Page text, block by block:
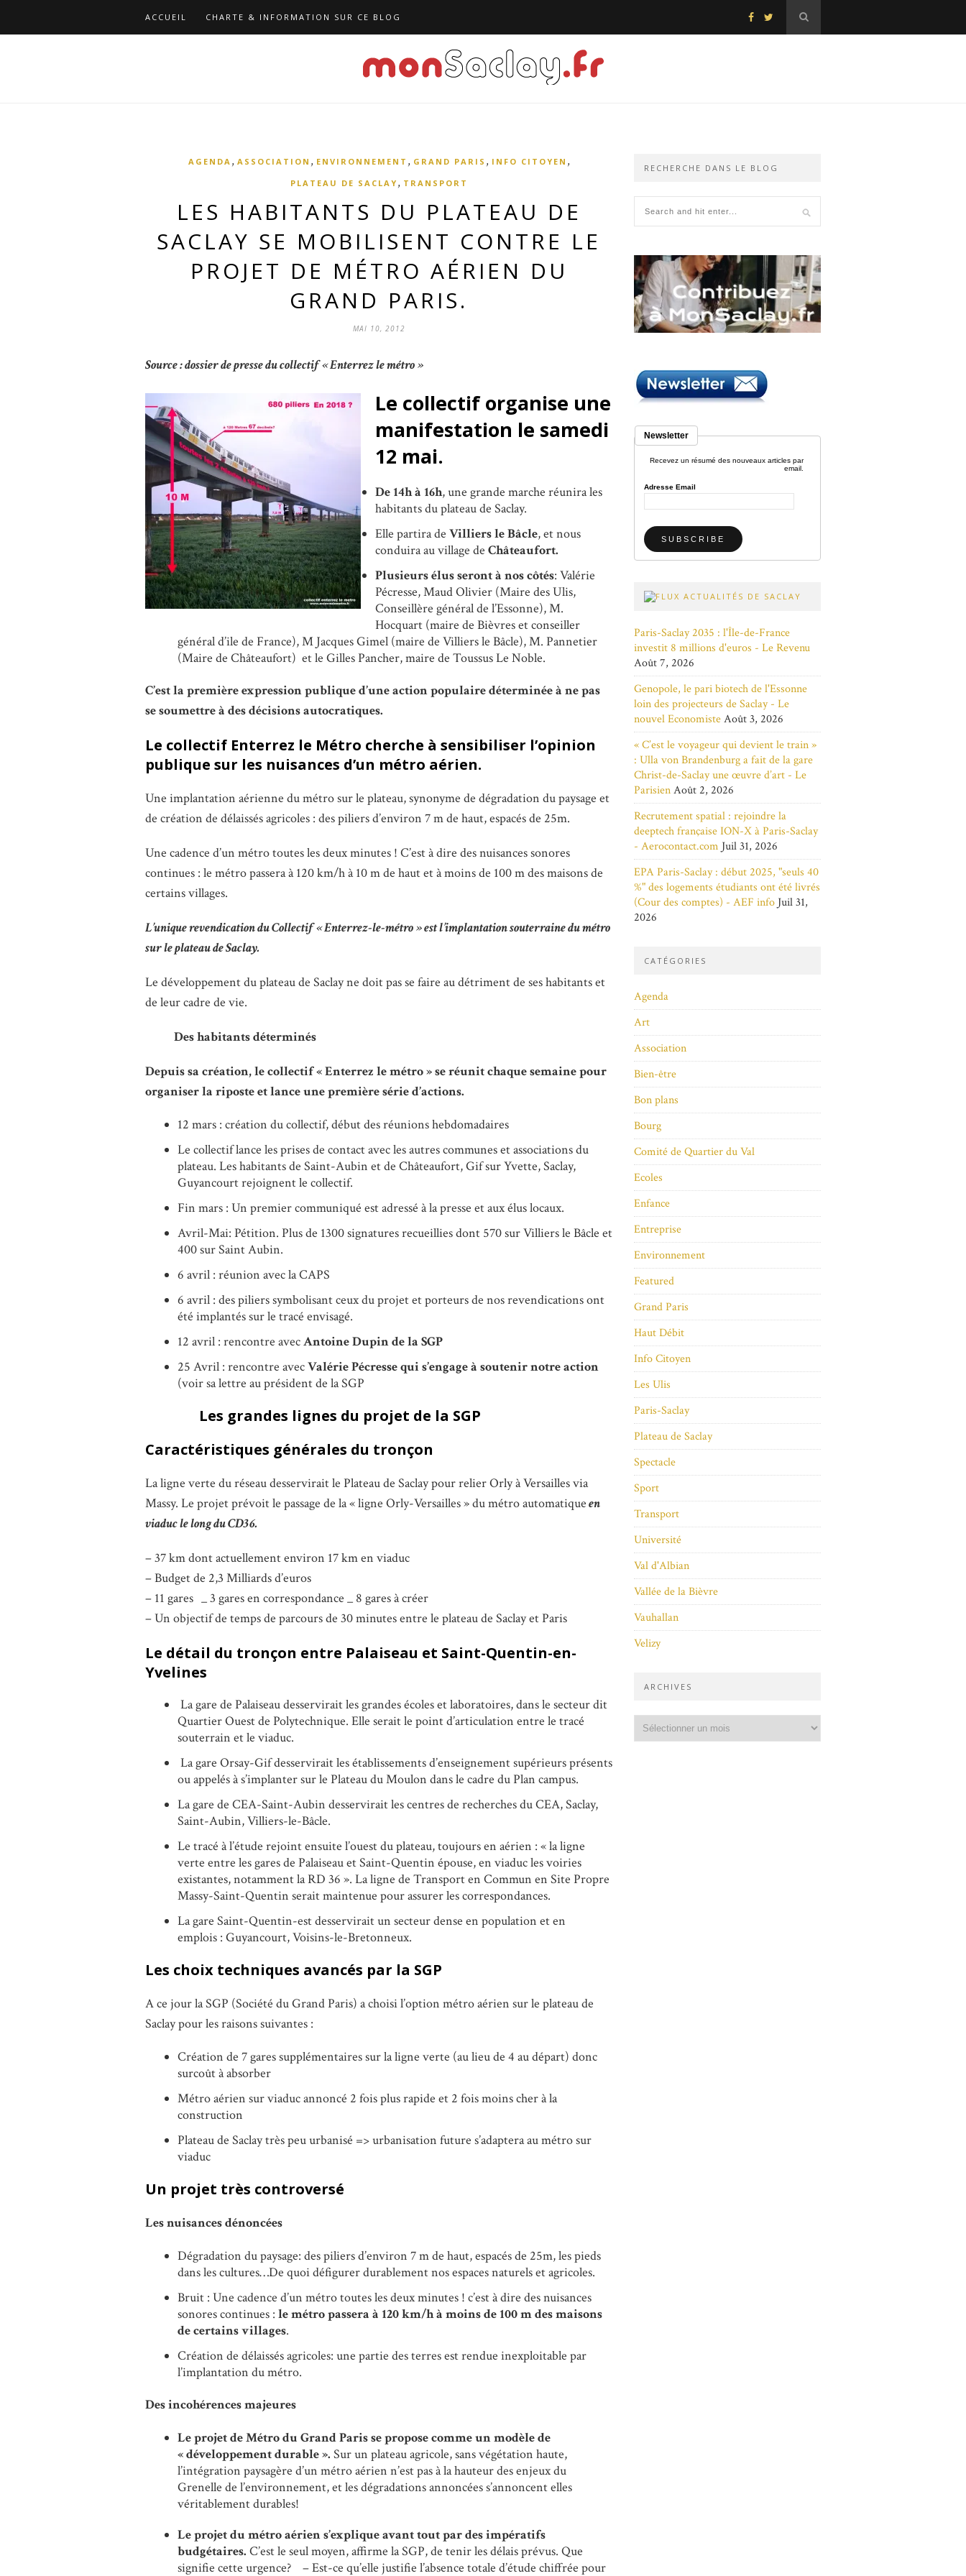
ACCUEIL CHARTE & INFORMATION SUR CE BLOG
AGENDA , ASSOCIATION , ENVIRONNEMENT , GRAND PARIS , INFO CITOYEN ,
PLATEAU DE SACLAY , TRANSPORT
LES HABITANTS DU PLATEAU DE
SACLAY SE MOBILISENT CONTRE LE
PROJET DE MÉTRO AÉRIEN DU
GRAND PARIS.
MAI 10, 2012
Source : dossier de presse du collectif « Enterrez le métro »
Le collectif organise une
manifestation le samedi
12 mai.
De 14h à 16h, une grande marche réunira les
habitants du plateau de Saclay.
Elle partira de Villiers le Bâcle, et nous
conduira au village de Châteaufort.
Plusieurs élus seront à nos côtés: Valérie
Pécresse, Maud Olivier (Maire des Ulis,
Conseillère général de l’Essonne), M.
Hocquart (maire de Bièvres et conseiller
général d’ile de France), M Jacques Gimel (maire de Villiers le Bâcle), M. Pannetier
(Maire de Châteaufort) et le Gilles Pancher, maire de Toussus Le Noble.
C’est la première expression publique d’une action populaire déterminée à ne pas
se soumettre à des décisions autocratiques.
Le collectif Enterrez le Métro cherche à sensibiliser l’opinion
publique sur les nuisances d’un métro aérien.
Une implantation aérienne du métro sur le plateau, synonyme de dégradation du paysage et
de création de délaissés agricoles : des piliers d’environ 7 m de haut, espacés de 25m.
Une cadence d’un métro toutes les deux minutes ! C’est à dire des nuisances sonores
continues : le métro passera à 120 km/h à 10 m de haut et à moins de 100 m des maisons de
certains villages.
L’unique revendication du Collectif « Enterrez-le-métro » est l’implantation souterraine du métro
sur le plateau de Saclay.
Le développement du plateau de Saclay ne doit pas se faire au détriment de ses habitants et
de leur cadre de vie.
Des habitants déterminés
Depuis sa création, le collectif « Enterrez le métro » se réunit chaque semaine pour
organiser la riposte et lance une première série d’actions.
12 mars : création du collectif, début des réunions hebdomadaires
Le collectif lance les prises de contact avec les autres communes et associations du
plateau. Les habitants de Saint-Aubin et de Châteaufort, Gif sur Yvette, Saclay,
Guyancourt rejoignent le collectif.
Fin mars : Un premier communiqué est adressé à la presse et aux élus locaux.
Avril-Mai: Pétition. Plus de 1300 signatures recueillies dont 570 sur Villiers le Bâcle et
400 sur Saint Aubin.
6 avril : réunion avec la CAPS
6 avril : des piliers symbolisant ceux du projet et porteurs de nos revendications ont
été implantés sur le tracé envisagé.
12 avril : rencontre avecAntoine Dupin de la SGP
25 Avril : rencontre avecValérie Pécresse qui s’engage à soutenir notre action
(voir sa lettre au président de la SGP
Les grandes lignes du projet de la SGP
Caractéristiques générales du tronçon
La ligne verte du réseau desservirait le Plateau de Saclay pour relier Orly à Versailles via
Massy. Le projet prévoit le passage de la « ligne Orly-Versailles » du métro automatiqueen
viaduc le long du CD36.
– 37 km dont actuellement environ 17 km en viaduc
– Budget de 2,3 Milliards d’euros
– 11 gares _ 3 gares en correspondance _ 8 gares à créer
– Un objectif de temps de parcours de 30 minutes entre le plateau de Saclay et Paris
Le détail du tronçon entre Palaiseau et Saint-Quentin-en-
Yvelines
La gare de Palaiseau desservirait les grandes écoles et laboratoires, dans le secteur dit
Quartier Ouest de Polytechnique. Elle serait le point d’articulation entre le tracé
souterrain et le viaduc.
La gare Orsay-Gif desservirait les établissements d’enseignement supérieurs présents
ou appelés à s’implanter sur le Plateau du Moulon dans le cadre du Plan campus.
La gare de CEA-Saint-Aubin desservirait les centres de recherches du CEA, Saclay,
Saint-Aubin, Villiers-le-Bâcle.
Le tracé à l’étude rejoint ensuite l’ouest du plateau, toujours en aérien : « la ligne
verte entre les gares de Palaiseau et Saint-Quentin épouse, en viaduc les voiries
existantes, notamment la RD 36 ». La ligne de Transport en Commun en Site Propre
Massy-Saint-Quentin serait maintenue pour assurer les correspondances.
La gare Saint-Quentin-est desservirait un secteur dense en population et en
emplois : Guyancourt, Voisins-le-Bretonneux.
Les choix techniques avancés par la SGP
A ce jour la SGP (Société du Grand Paris) a choisi l’option métro aérien sur le plateau de
Saclay pour les raisons suivantes :
Création de 7 gares supplémentaires sur la ligne verte (au lieu de 4 au départ) donc
surcoût à absorber
Métro aérien sur viaduc annoncé 2 fois plus rapide et 2 fois moins cher à la
construction
Plateau de Saclay très peu urbanisé => urbanisation future s’adaptera au métro sur
viaduc
Un projet très controversé
Les nuisances dénoncées
Dégradation du paysage: des piliers d’environ 7 m de haut, espacés de 25m, les pieds
dans les cultures…De quoi défigurer durablement nos espaces naturels et agricoles.
Bruit : Une cadence d’un métro toutes les deux minutes ! c’est à dire des nuisances
sonores continues : le métro passera à 120 km/h à moins de 100 m des maisons
de certains villages.
Création de délaissés agricoles: une partie des terres est rendue inexploitable par
l’implantation du métro.
Des incohérences majeures
Le projet de Métro du Grand Paris se propose commeun modèle de
« développement durable ». Sur un plateau agricole, sans végétation haute,
l’intégration paysagère d’un métro aérien n’est pas à la hauteur des enjeux du
Grenelle de l’environnement, et les dégradations annoncées s’annoncent elles
véritablement durables!
Le projet du métro aérien s’explique avant tout par des impératifs
budgétaires. C’est le seul moyen, affirme la SGP, de tenir les délais prévus. Que
signifie cette urgence? – Est-ce qu’elle justifie l’absence totale d’étude chiffrée pour
RECHERCHE DANS LE BLOG
Newsletter
Recevez un résumé des nouveaux articles par
email.
Adresse Email
ACTUALITÉS DE SACLAY
Paris-Saclay 2035 : l'Île-de-France
investit 8 millions d'euros - Le Revenu
Août 7, 2026
Genopole, le pari biotech de l'Essonne
loin des projecteurs de Saclay - Le
nouvel EconomisteAoût 3, 2026
« C’est le voyageur qui devient le train »
: Ulla von Brandenburg a fait de la gare
Christ-de-Saclay une œuvre d’art - Le
ParisienAoût 2, 2026
Recrutement spatial : rejoindre la
deeptech française ION-X à Paris-Saclay
- Aerocontact.com Juil 31, 2026
EPA Paris-Saclay : début 2025, "seuls 40
%" des logements étudiants ont été livrés
(Cour des comptes) - AEF info Juil 31,
2026
CATÉGORIES
Agenda
Art
Association
Bien-être
Bon plans
Bourg
Comité de Quartier du Val
Ecoles
Enfance
Entreprise
Environnement
Featured
Grand Paris
Haut Débit
Info Citoyen
Les Ulis
Paris-Saclay
Plateau de Saclay
Spectacle
Sport
Transport
Université
Val d'Albian
Vallée de la Bièvre
Vauhallan
Velizy
ARCHIVES